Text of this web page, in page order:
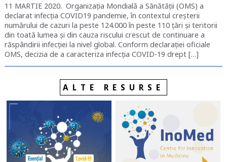
11 MARTIE 2020. Organizația Mondială a Sănătății (OMS) a
declarat infecția COVID19 pandemie, în contextul creșterii
numărului de cazuri la peste 124.000 în peste 110 țări și teritorii
din toată lumea și din cauza riscului crescut de continuare a
răspândirii infecției la nivel global. Conform declarației oficiale
OMS, decizia de a caracteriza infecția COVID-19 drept […]
ALTE RESURSE